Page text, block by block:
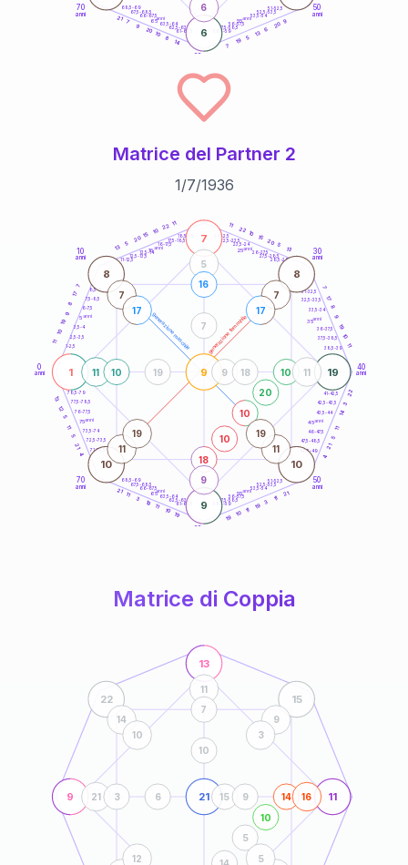
50
anni
60
70
anni
51-52,5
52,5-53,5
53,5-54
56-57,5
57,5-58,5
58,5-59
61-62,5
62,5-63,5
63,5-64
66-67,5
67,5-68,5
68,5-69
9
20
6
13
5
19
7
14
8
10
20
9
7
21
6
6
55anni
65anni
Matrice del Partner 2
1/7/1936
generazione maschile generazione femminile
0
anni
10
anni
30
anni
40
anni
50
anni
60
70
anni
1-2,5
2,5-3,5
3,5-4
6-7,5
7,5-8,5
8,5-9
11-12,5
12,5-13,5
13,5-14
16-17,5
17,5-18,5
18,5-19 21-22,5
22,5-23,5
23,5-24
26-27,5
27,5-28,5
28,5-29
31-32,5
32,5-33,5
33,5-34
36-37,5
37,5-38,5
38,5-39
41-42,5
42,5-43,5
43,5-44
46-47,5
47,5-48,5
48,5-49
51-52,5
52,5-53,5
53,5-54
56-57,5
57,5-58,5
58,5-59
61-62,5
62,5-63,5
63,5-64
66-67,5
67,5-68,5
68,5-69
71-72,5
72,5-73,5
73,5-74
76-77,5
77,5-78,5
78,5-79
11
10
19
9
8
17
7
13
5
20
15
10
22 11 11
22 10
15
20 5
13
7
17
8
9
19
10
11
22
3
14
11
5
21
4
21
11
3
19
11
10
19
19
10
11
19
3
11
21
4
21
5
11
5
12
13
1
7
19
9
9
8 8
10 10
18
10
10
20
10
11
5
11
9
10
16
9 18
19
7
7
17
7
17
11
19
11
19
5anni
15 anni 25anni
35anni
45anni
55anni
65anni
75anni
Matrice di Coppia
9
13
11
21
22 15
5
10
14
21
11
16
3
7
15 9
6
10
14
10
9
3
12 5